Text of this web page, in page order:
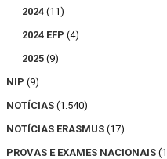
2024 (11)
2024 EFP (4)
2025 (9)
NIP (9)
NOTÍCIAS (1.540)
NOTÍCIAS ERASMUS (17)
PROVAS E EXAMES NACIONAIS